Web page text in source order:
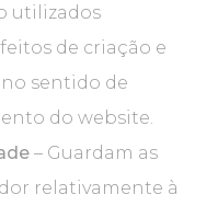
utilizados
de criação e
sentido de
do website.
– Guardam as
relativamente à